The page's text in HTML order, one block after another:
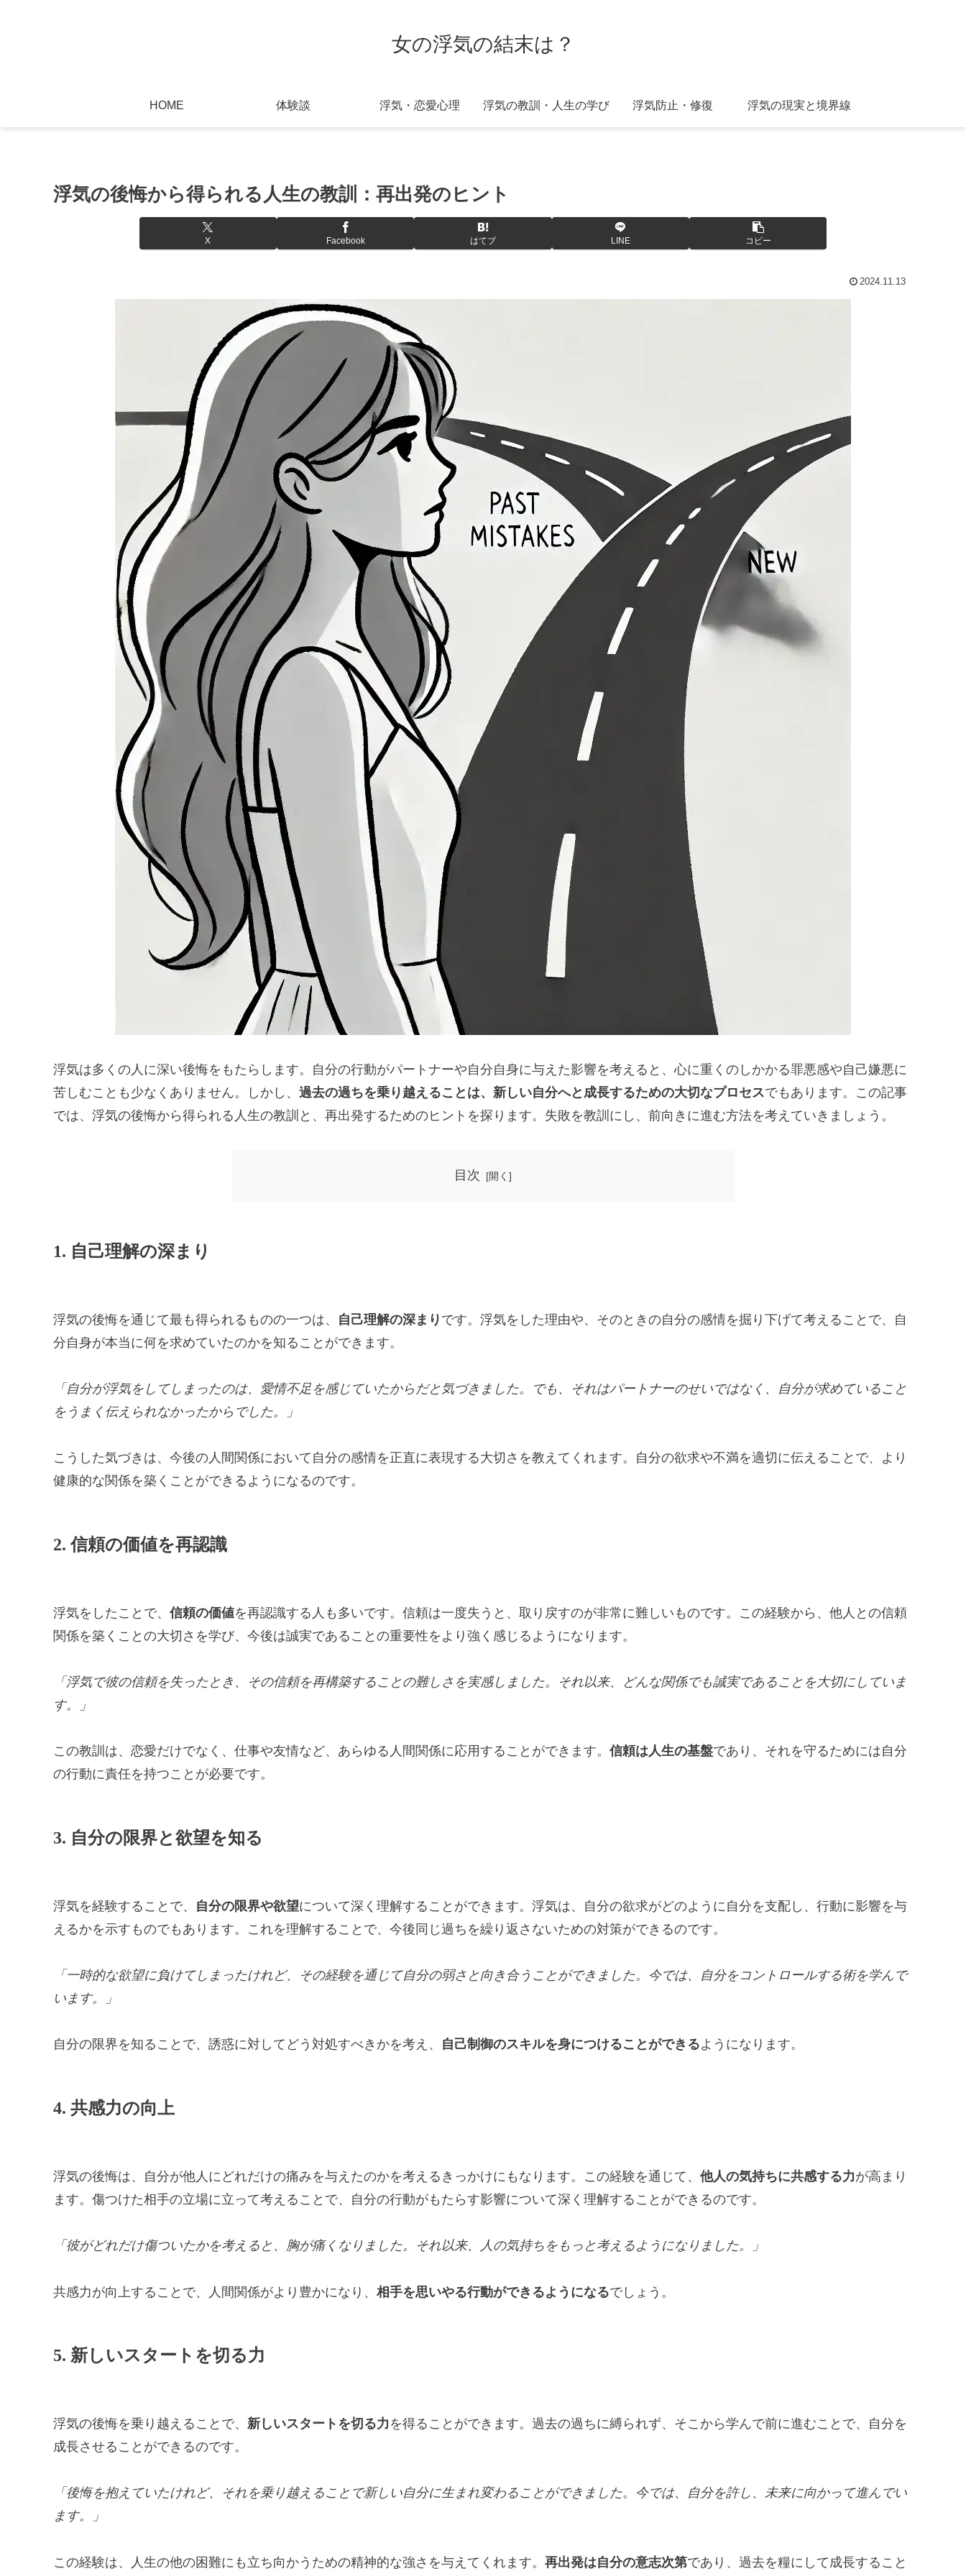
女の浮気の結末は？
HOME 体験談 浮気・恋愛心理 浮気の教訓・人生の学び 浮気防止・修復 浮気の現実と境界線
浮気の後悔から得られる人生の教訓：再出発のヒント
X Facebook はてブ LINE コピー
2024.11.13
浮気は多くの人に深い後悔をもたらします。自分の行動がパートナーや自分自身に与えた影響を考えると、心に重くのしかかる罪悪感や自己嫌悪に
苦しむことも少なくありません。しかし、 過去の過ちを乗り越えることは、新しい自分へと成長するための大切なプロセスでもあります。この記事
では、浮気の後悔から得られる人生の教訓と、再出発するためのヒントを探ります。失敗を教訓にし、前向きに進む方法を考えていきましょう。
目次
1. 自己理解の深まり
浮気の後悔を通じて最も得られるものの一つは、 自己理解の深まり です。浮気をした理由や、そのときの自分の感情を掘り下げて考えることで、自
分自身が本当に何を求めていたのかを知ることができます。
「自分が浮気をしてしまったのは、愛情不足を感じていたからだと気づきました。でも、それはパートナーのせいではなく、自分が求めていること
をうまく伝えられなかったからでした。」
こうした気づきは、今後の人間関係において自分の感情を正直に表現する大切さを教えてくれます。自分の欲求や不満を適切に伝えることで、より
健康的な関係を築くことができるようになるのです。
2. 信頼の価値を再認識
浮気をしたことで、 信頼の価値を再認識する人も多いです。信頼は一度失うと、取り戻すのが非常に難しいものです。この経験から、他人との信頼
関係を築くことの大切さを学び、今後は誠実であることの重要性をより強く感じるようになります。
「浮気で彼の信頼を失ったとき、その信頼を再構築することの難しさを実感しました。それ以来、どんな関係でも誠実であることを大切にしていま
す。」
この教訓は、恋愛だけでなく、仕事や友情など、あらゆる人間関係に応用することができます。 信頼は人生の基盤であり、それを守るためには自分
の行動に責任を持つことが必要です。
3. 自分の限界と欲望を知る
浮気を経験することで、 自分の限界や欲望について深く理解することができます。浮気は、自分の欲求がどのように自分を支配し、行動に影響を与
えるかを示すものでもあります。これを理解することで、今後同じ過ちを繰り返さないための対策ができるのです。
「一時的な欲望に負けてしまったけれど、その経験を通じて自分の弱さと向き合うことができました。今では、自分をコントロールする術を学んで
います。」
自分の限界を知ることで、誘惑に対してどう対処すべきかを考え、 自己制御のスキルを身につけることができるようになります。
4. 共感力の向上
浮気の後悔は、自分が他人にどれだけの痛みを与えたのかを考えるきっかけにもなります。この経験を通じて、 他人の気持ちに共感する力が高まり
ます。傷つけた相手の立場に立って考えることで、自分の行動がもたらす影響について深く理解することができるのです。
「彼がどれだけ傷ついたかを考えると、胸が痛くなりました。それ以来、人の気持ちをもっと考えるようになりました。」
共感力が向上することで、人間関係がより豊かになり、 相手を思いやる行動ができるようになるでしょう。
5. 新しいスタートを切る力
浮気の後悔を乗り越えることで、 新しいスタートを切る力 を得ることができます。過去の過ちに縛られず、そこから学んで前に進むことで、自分を
成長させることができるのです。
「後悔を抱えていたけれど、それを乗り越えることで新しい自分に生まれ変わることができました。今では、自分を許し、未来に向かって進んでい
ます。」
この経験は、人生の他の困難にも立ち向かうための精神的な強さを与えてくれます。 再出発は自分の意志次第であり、過去を糧にして成長すること